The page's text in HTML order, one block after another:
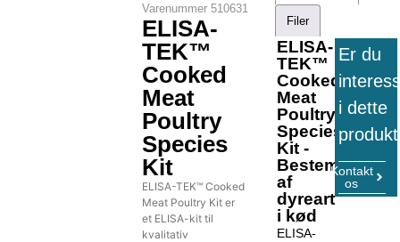
Varenummer510631
ELISA-
TEK™
Cooked
Meat
Poultry
Species
Kit
ELISA-TEK™ Cooked
Meat Poultry Kit er
et ELISA-kit til
kvalitativ
Filer
ELISA-
TEK™
Cooked
Meat
Poultry
Species
Kit -
Bestemmelse
af
dyreart
i kød
ELISA-
Er du
i dette
Kontakt
os